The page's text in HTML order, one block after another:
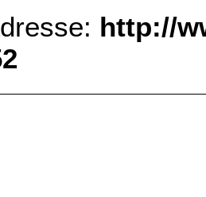
http://